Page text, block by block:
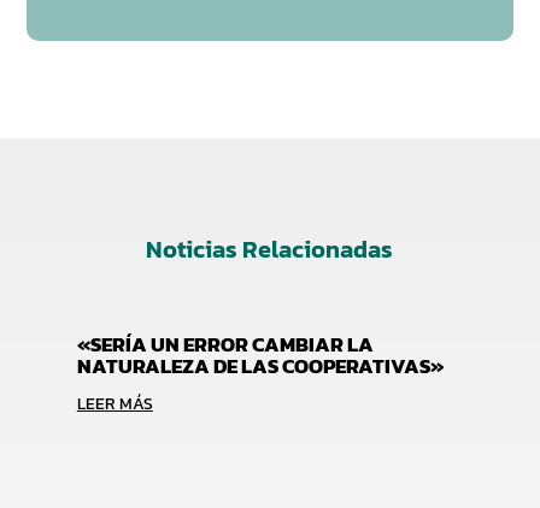
Noticias Relacionadas
«SERÍA UN ERROR CAMBIAR LA
NATURALEZA DE LAS COOPERATIVAS»
LEER MÁS